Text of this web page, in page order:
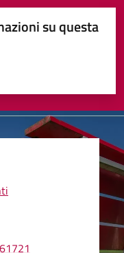
su questa